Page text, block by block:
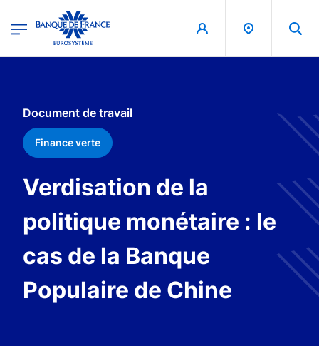
Banque de France - Menu Principal
Document de travail
Finance verte
Verdisation de la
politique monétaire : le
cas de la Banque
Populaire de Chine